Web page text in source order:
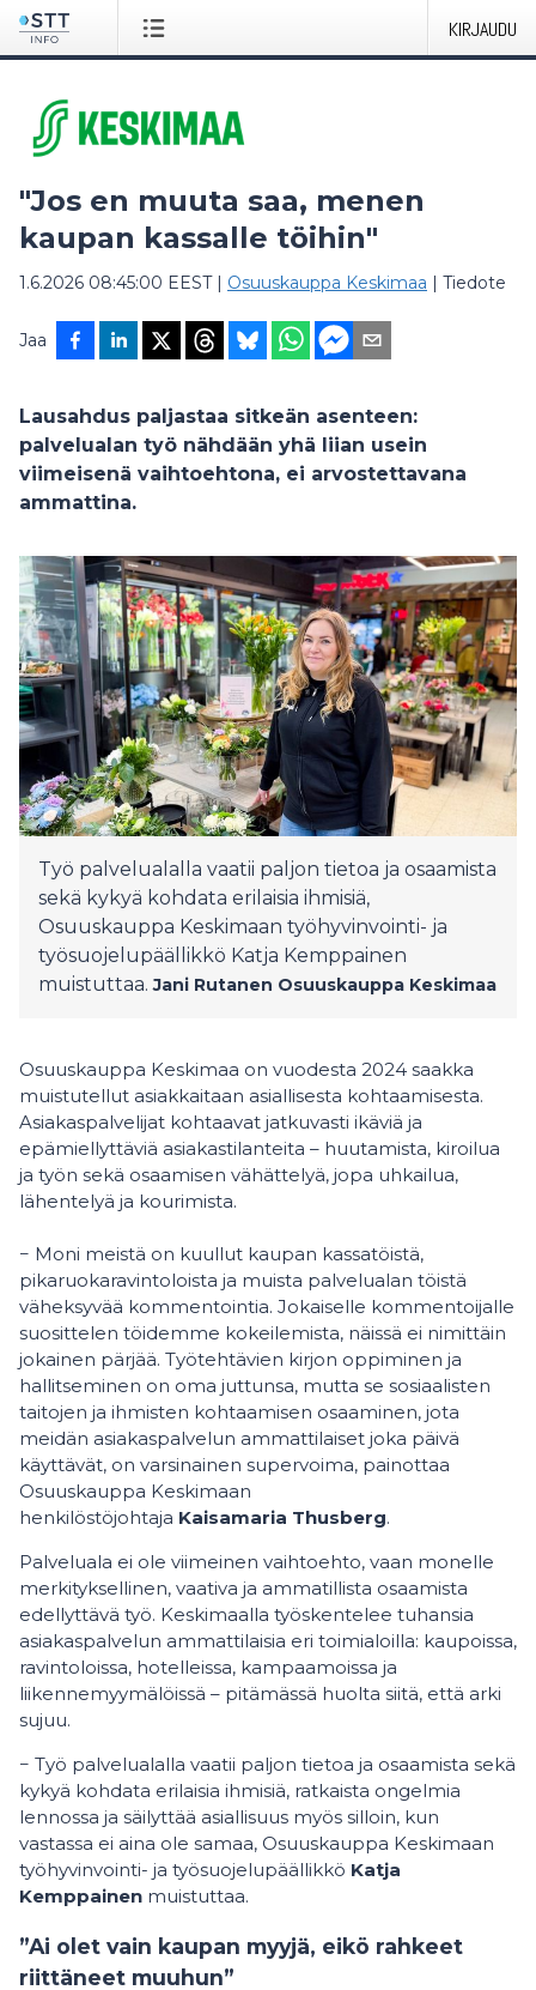
KIRJAUDU
"Jos en muuta saa, menen
kaupan kassalle töihin"
1.6.2026 08:45:00 EEST| Osuuskauppa Keskimaa | Tiedote
Jaa
Lausahdus paljastaa sitkeän asenteen:
palvelualan työ nähdään yhä liian usein
viimeisenä vaihtoehtona, ei arvostettavana
ammattina.
Työ palvelualalla vaatii paljon tietoa ja osaamista
sekä kykyä kohdata erilaisia ihmisiä,
Osuuskauppa Keskimaan työhyvinvointi- ja
työsuojelupäällikkö Katja Kemppainen
muistuttaa. Jani Rutanen Osuuskauppa Keskimaa
Osuuskauppa Keskimaa on vuodesta 2024 saakka
muistutellut asiakkaitaan asiallisesta kohtaamisesta.
Asiakaspalvelijat kohtaavat jatkuvasti ikäviä ja
epämiellyttäviä asiakastilanteita – huutamista, kiroilua
ja työn sekä osaamisen vähättelyä, jopa uhkailua,
lähentelyä ja kourimista.
− Moni meistä on kuullut kaupan kassatöistä,
pikaruokaravintoloista ja muista palvelualan töistä
väheksyvää kommentointia. Jokaiselle kommentoijalle
suosittelen töidemme kokeilemista, näissä ei nimittäin
jokainen pärjää. Työtehtävien kirjon oppiminen ja
hallitseminen on oma juttunsa, mutta se sosiaalisten
taitojen ja ihmisten kohtaamisen osaaminen, jota
meidän asiakaspalvelun ammattilaiset joka päivä
käyttävät, on varsinainen supervoima, painottaa
Osuuskauppa Keskimaan
henkilöstöjohtaja Kaisamaria Thusberg.
Palveluala ei ole viimeinen vaihtoehto, vaan monelle
merkityksellinen, vaativa ja ammatillista osaamista
edellyttävä työ. Keskimaalla työskentelee tuhansia
asiakaspalvelun ammattilaisia eri toimialoilla: kaupoissa,
ravintoloissa, hotelleissa, kampaamoissa ja
liikennemyymälöissä – pitämässä huolta siitä, että arki
sujuu.
− Työ palvelualalla vaatii paljon tietoa ja osaamista sekä
kykyä kohdata erilaisia ihmisiä, ratkaista ongelmia
lennossa ja säilyttää asiallisuus myös silloin, kun
vastassa ei aina ole samaa, Osuuskauppa Keskimaan
työhyvinvointi- ja työsuojelupäällikkö Katja
Kemppainen muistuttaa.
”Ai olet vain kaupan myyjä, eikö rahkeet
riittäneet muuhun”